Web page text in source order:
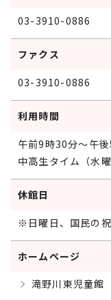
03-3910-0886
ファクス
03-3910-0886
利用時間
午前9時30分～午
中高生タイム（水
休館日
※日曜日、国民の祝
ホームページ
滝野川東児童館